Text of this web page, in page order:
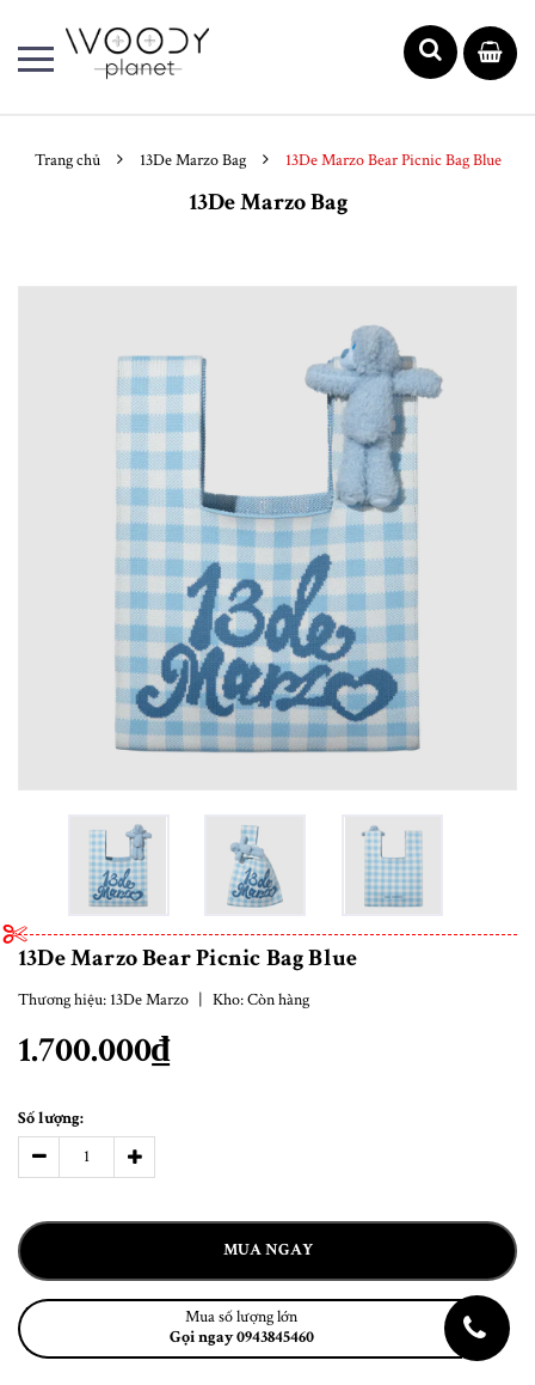
Trang chủ 13De Marzo Bag 13De Marzo Bear Picnic Bag Blue
13De Marzo Bag
13De Marzo Bear Picnic Bag Blue
Thương hiệu: 13De Marzo | Kho:Còn hàng
1.700.000₫
Số lượng:
MUA NGAY
Mua số lượng lớn
Gọi ngay 0943845460